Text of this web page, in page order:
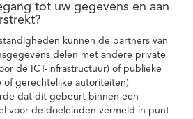
tot uw gegevens en aan
kunnen de partners van
delen met andere private
de ICT-infrastructuur) of publieke
of gerechtelijke autoriteiten)
dat dit gebeurt binnen een
voor de doeleinden vermeld in punt